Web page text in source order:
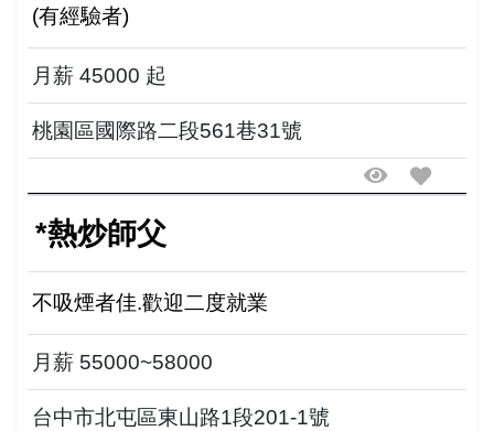
(有經驗者)
月薪 45000 起
桃園區國際路二段561巷31號
*熱炒師父
不吸煙者佳.歡迎二度就業
月薪 55000~58000
台中市北屯區東山路1段201-1號